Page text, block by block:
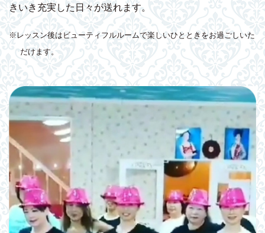
きいき充実した日々が送れます。
※レッスン後はビューティフルルームで楽しいひとときをお過ごしいた
だけます。